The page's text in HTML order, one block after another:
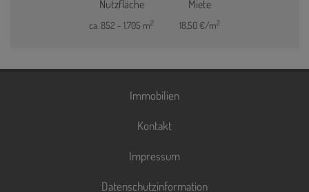
Nutzfläche
ca. 852 - 1.705 m2
Miete
18,50 €/m2
Immobilien
Kontakt
Impressum
Datenschutzinformation